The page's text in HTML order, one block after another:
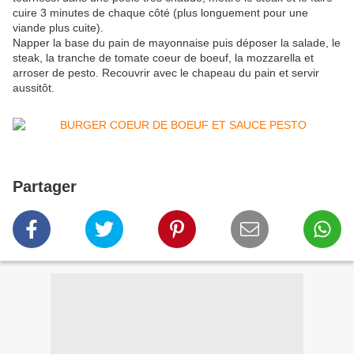
cuire 3 minutes de chaque côté (plus longuement pour une
viande plus cuite).
Napper la base du pain de mayonnaise puis déposer la salade, le
steak, la tranche de tomate coeur de boeuf, la mozzarella et
arroser de pesto. Recouvrir avec le chapeau du pain et servir
aussitôt.
Partager